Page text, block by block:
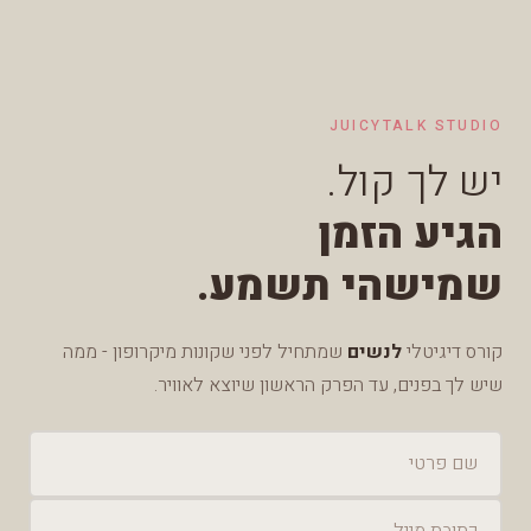
JUICYTALK STUDIO
יש לך קול.
הגיע הזמן
שמישהי תשמע.
קורס דיגיטלילנשים שמתחיל לפני שקונות מיקרופון - ממה
שיש לך בפנים, עד הפרק הראשון שיוצא לאוויר.